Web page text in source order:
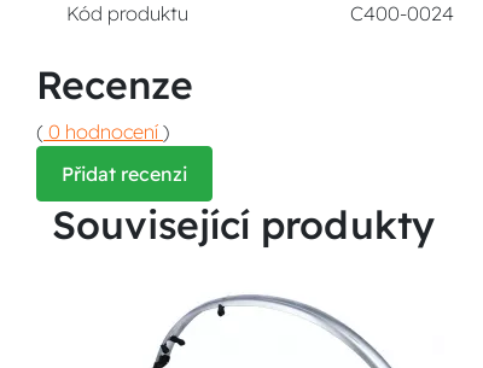
Kód produktu C400-0024
Recenze
( 0 hodnocení )
Přidat recenzi
Související produkty